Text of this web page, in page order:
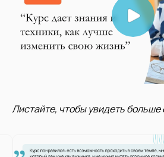
Листайте, чтобы увидеть больше